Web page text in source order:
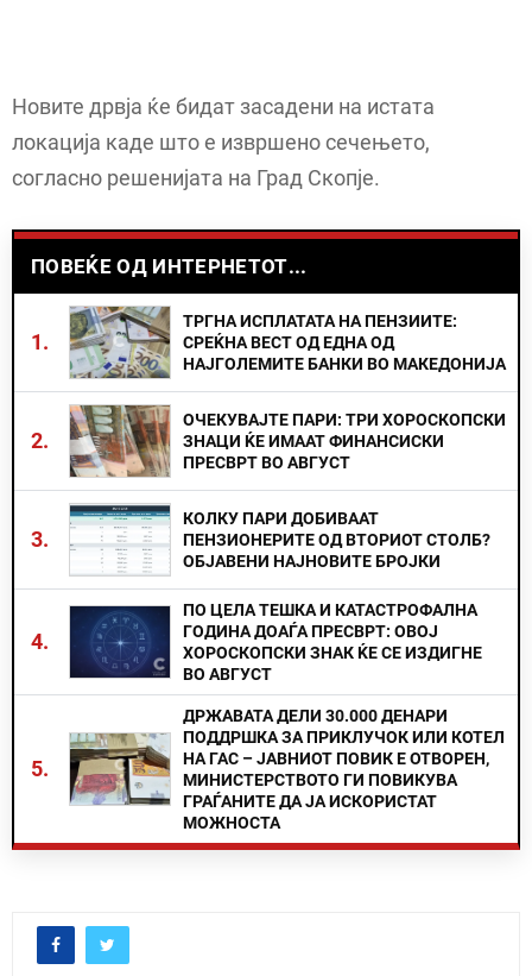
Новите дрвја ќе бидат засадени на истата
локација каде што е извршено сечењето,
согласно решенијата на Град Скопје.
ПОВЕЌЕ ОД ИНТЕРНЕТОТ...
1.
ТРГНА ИСПЛАТАТА НА ПЕНЗИИТЕ:
СРЕЌНА ВЕСТ ОД ЕДНА ОД
НАЈГОЛЕМИТЕ БАНКИ ВО МАКЕДОНИЈА
2.
ОЧЕКУВАЈТЕ ПАРИ: ТРИ ХОРОСКОПСКИ
ЗНАЦИ ЌЕ ИМААТ ФИНАНСИСКИ
ПРЕСВРТ ВО АВГУСТ
3.
КОЛКУ ПАРИ ДОБИВААТ
ПЕНЗИОНЕРИТЕ ОД ВТОРИОТ СТОЛБ?
ОБЈАВЕНИ НАЈНОВИТЕ БРОЈКИ
4.
ПО ЦЕЛА ТЕШКА И КАТАСТРОФАЛНА
ГОДИНА ДОАЃА ПРЕСВРТ: ОВОЈ
ХОРОСКОПСКИ ЗНАК ЌЕ СЕ ИЗДИГНЕ
ВО АВГУСТ
5.
ДРЖАВАТА ДЕЛИ 30.000 ДЕНАРИ
ПОДДРШКА ЗА ПРИКЛУЧОК ИЛИ КОТЕЛ
НА ГАС – ЈАВНИОТ ПОВИК Е ОТВОРЕН,
МИНИСТЕРСТВОТО ГИ ПОВИКУВА
ГРАЃАНИТЕ ДА ЈА ИСКОРИСТАТ
МОЖНОСТА